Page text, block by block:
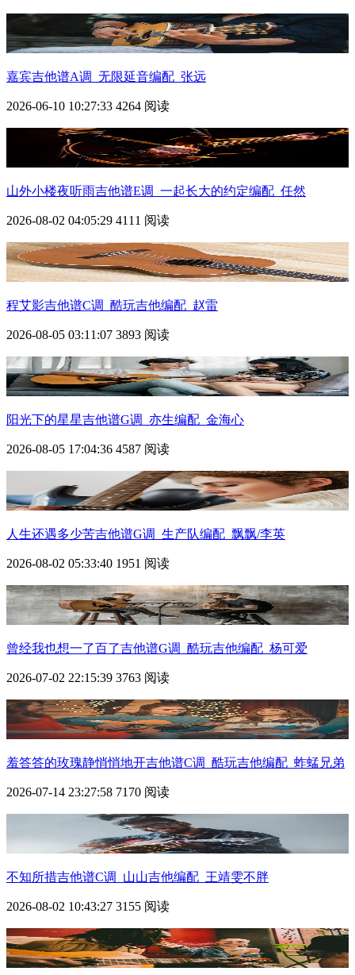
嘉宾吉他谱A调_无限延音编配_张远
2026-06-10 10:27:33 4264 阅读
山外小楼夜听雨吉他谱E调_一起长大的约定编配_任然
2026-08-02 04:05:29 4111 阅读
程艾影吉他谱C调_酷玩吉他编配_赵雷
2026-08-05 03:11:07 3893 阅读
阳光下的星星吉他谱G调_亦生编配_金海心
2026-08-05 17:04:36 4587 阅读
人生还遇多少苦吉他谱G调_生产队编配_飘飘/李英
2026-08-02 05:33:40 1951 阅读
曾经我也想一了百了吉他谱G调_酷玩吉他编配_杨可爱
2026-07-02 22:15:39 3763 阅读
羞答答的玫瑰静悄悄地开吉他谱C调_酷玩吉他编配_蚱蜢兄弟
2026-07-14 23:27:58 7170 阅读
不知所措吉他谱C调_山山吉他编配_王靖雯不胖
2026-08-02 10:43:27 3155 阅读